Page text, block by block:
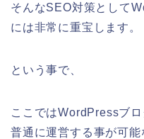
そんなSEO対策として
には非常に重宝します。
という事で、
ここではWordPressブロ
普通に運営する事が可